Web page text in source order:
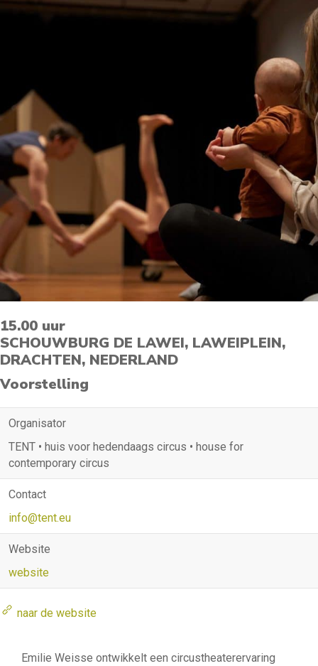
15.00 uur
SCHOUWBURG DE LAWEI, LAWEIPLEIN,
DRACHTEN, NEDERLAND
Voorstelling
Organisator
TENT • huis voor hedendaags circus • house for
contemporary circus
Contact
info@tent.eu
Website
website
naar de website
Emilie Weisse ontwikkelt een circustheaterervaring